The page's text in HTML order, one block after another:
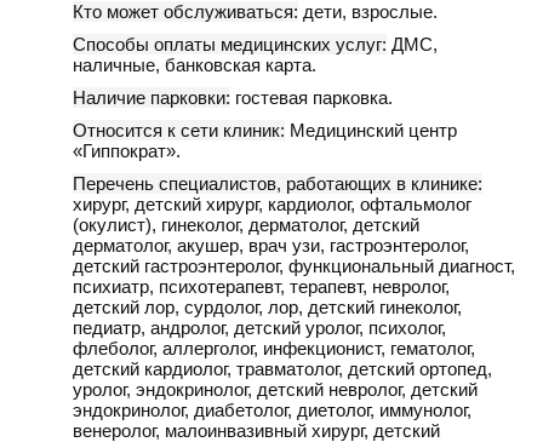
Кто может обслуживаться: дети, взрослые.
Способы оплаты медицинских услуг: ДМС,
наличные, банковская карта.
Наличие парковки: гостевая парковка.
Относится к сети клиник: Медицинский центр
«Гиппократ».
Перечень специалистов, работающих в клинике:
хирург, детский хирург, кардиолог, офтальмолог
(окулист), гинеколог, дерматолог, детский
дерматолог, акушер, врач узи, гастроэнтеролог,
детский гастроэнтеролог, функциональный диагност,
психиатр, психотерапевт, терапевт, невролог,
детский лор, сурдолог, лор, детский гинеколог,
педиатр, андролог, детский уролог, психолог,
флеболог, аллерголог, инфекционист, гематолог,
детский кардиолог, травматолог, детский ортопед,
уролог, эндокринолог, детский невролог, детский
эндокринолог, диабетолог, диетолог, иммунолог,
венеролог, малоинвазивный хирург, детский